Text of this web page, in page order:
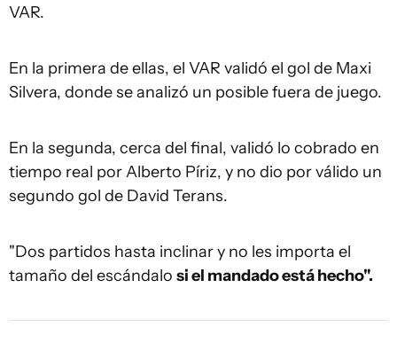
VAR.
En la primera de ellas, el VAR validó el gol de Maxi
Silvera, donde se analizó un posible fuera de juego.
En la segunda, cerca del final, validó lo cobrado en
tiempo real por Alberto Píriz, y no dio por válido un
segundo gol de David Terans.
"Dos partidos hasta inclinar y no les importa el
tamaño del escándalo si el mandado está hecho".